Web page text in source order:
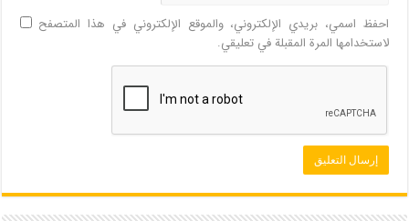
احفظ اسمي، بريدي الإلكتروني، والموقع الإلكتروني في هذا المتصفح
لاستخدامها المرة المقبلة في تعليقي.